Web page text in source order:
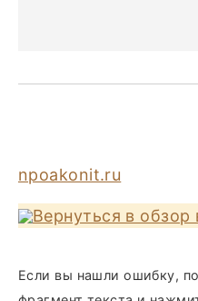
npoakonit.ru
Вернуться в обзор
Если вы нашли ошибку,